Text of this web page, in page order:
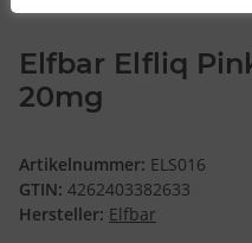
Elfbar Elfliq
20mg
Artikelnummer: ELS016
GTIN: 4262403382633
Hersteller: Elfbar